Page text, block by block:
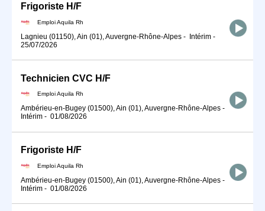
Frigoriste H/F
Emploi Aquila Rh
Lagnieu (01150), Ain (01), Auvergne-Rhône-Alpes - Intérim -
25/07/2026
Technicien CVC H/F
Emploi Aquila Rh
Ambérieu-en-Bugey (01500), Ain (01), Auvergne-Rhône-Alpes -
Intérim - 01/08/2026
Frigoriste H/F
Emploi Aquila Rh
Ambérieu-en-Bugey (01500), Ain (01), Auvergne-Rhône-Alpes -
Intérim - 01/08/2026